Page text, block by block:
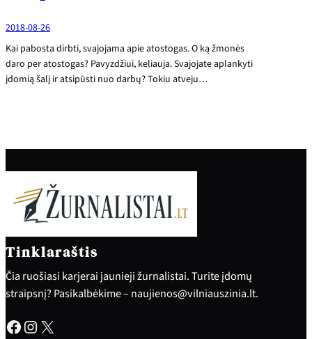
2018-08-26
Kai pabosta dirbti, svajojama apie atostogas. O ką žmonės
daro per atostogas? Pavyzdžiui, keliauja. Svajojate aplankyti
įdomią šalį ir atsipūsti nuo darbų? Tokiu atveju…
Tinklaraštis
Čia ruošiasi karjerai jaunieji žurnalistai. Turite įdomų
straipsnį? Pasikalbėkime – naujienos@vilniauszinia.lt.
Facebook Instagram X